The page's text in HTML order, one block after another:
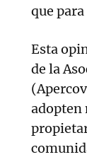
que
Esta
de la
adopten